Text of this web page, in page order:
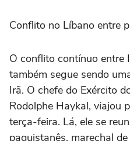
Conflito no Líbano entre
O conflito contínuo entre
também segue sendo
Irã. O chefe do Exército
Rodolphe Haykal, viajou
terça-feira. Lá, ele se
paquistanês, marechal